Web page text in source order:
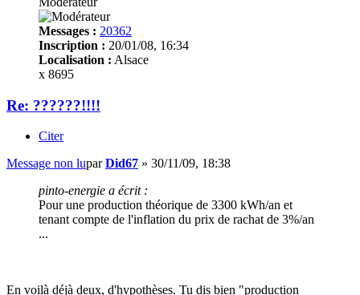
Messages : 20362
Inscription : 20/01/08, 16:34
Localisation : Alsace
x 8695
Re: ??????!!!!
Citer
Message non luparDid67 » 30/11/09, 18:38
pinto-energie a écrit :
Pour une production théorique de 3300 kWh/an et
tenant compte de l'inflation du prix de rachat de 3%/an
...
En voilà déjà deux, d'hypothèses. Tu dis bien "production